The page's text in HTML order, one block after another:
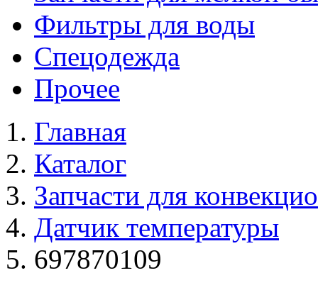
Фильтры для воды
Спецодежда
Прочее
Главная
Каталог
Запчасти для
Датчик температуры
697870109